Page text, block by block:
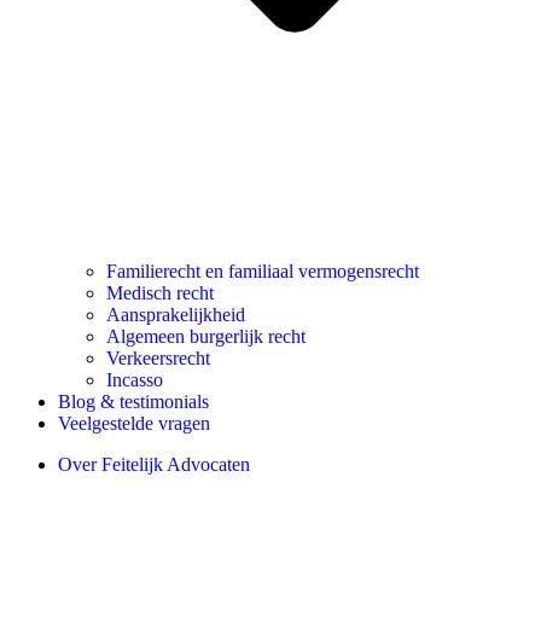
Familierecht en familiaal vermogensrecht
Medisch recht
Aansprakelijkheid
Algemeen burgerlijk recht
Verkeersrecht
Incasso
Blog & testimonials
Veelgestelde vragen
Over Feitelijk Advocaten